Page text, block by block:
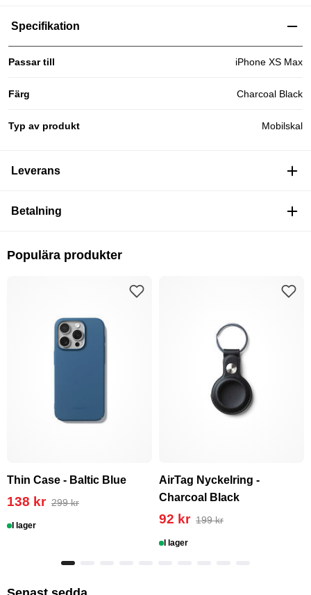
Specifikation
Passar till iPhone XS Max
Färg Charcoal Black
Typ av produkt Mobilskal
Leverans
Betalning
Populära produkter
Thin Case - Baltic Blue
138 kr 299 kr
I lager
AirTag Nyckelring -
Charcoal Black
92 kr 199 kr
I lager